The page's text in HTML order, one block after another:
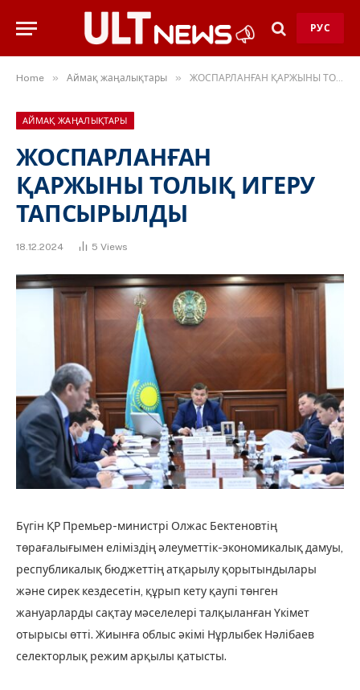
РУС
Home » Аймақ жаңалықтары » ЖОСПАРЛАНҒАН ҚАРЖЫНЫ ТОЛЫҚ ИГЕРУ ТАПСЫРЫЛДЫ
АЙМАҚ ЖАҢАЛЫҚТАРЫ
ЖОСПАРЛАНҒАН
ҚАРЖЫНЫ ТОЛЫҚ ИГЕРУ
ТАПСЫРЫЛДЫ
18.12.2024 5 Views
Бүгін ҚР Премьер-министрі Олжас Бектеновтің
төрағалығымен еліміздің әлеуметтік-экономикалық дамуы,
республикалық бюджеттің атқарылу қорытындылары
және сирек кездесетін, құрып кету қаупі төнген
жануарларды сақтау мәселелері талқыланған Үкімет
отырысы өтті. Жиынға облыс әкімі Нұрлыбек Нәлібаев
селекторлық режим арқылы қатысты.